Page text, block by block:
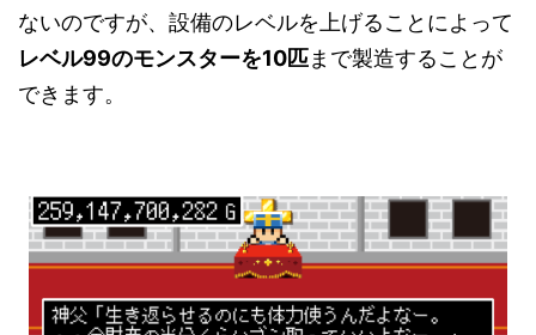
ないのですが、設備のレベルを上げることによって
レベル99のモンスターを10匹まで製造することが
できます。